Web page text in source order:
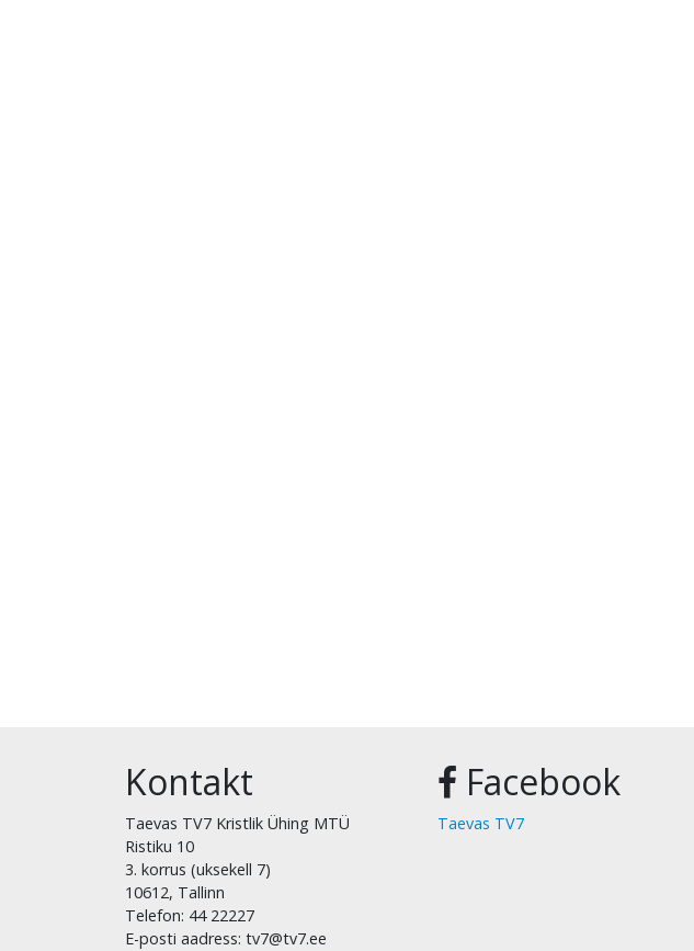
Kontakt
Taevas TV7 Kristlik Ühing MTÜ
Ristiku 10
3. korrus (uksekell 7)
10612, Tallinn
Telefon: 44 22227
E-posti aadress: tv7@tv7.ee
Facebook
Taevas TV7